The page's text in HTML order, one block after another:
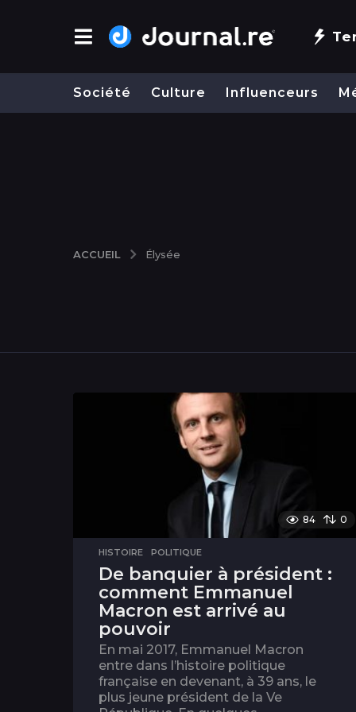
Société Culture Influenceurs
ACCUEIL Élysée
84 0
HISTOIRE ,POLITIQUE
De banquier à président :
comment Emmanuel
Macron est arrivé au
pouvoir
En mai 2017, Emmanuel Macron
entre dans l’histoire politique
française en devenant, à 39 ans, le
plus jeune président de la Ve